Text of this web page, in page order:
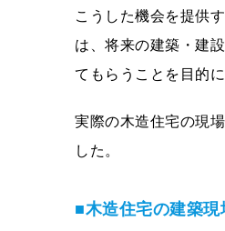
こうした機会を提供
は、将来の建築・建
てもらうことを目的
実際の木造住宅の現
した。
■木造住宅の建築現